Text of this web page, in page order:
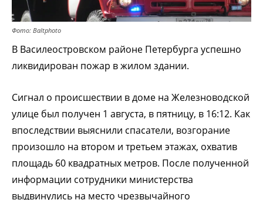
Фото: Baltphoto
В Василеостровском районе Петербурга успешно
ликвидирован пожар в жилом здании.
Сигнал о происшествии в доме на Железноводской
улице был получен 1 августа, в пятницу, в 16:12. Как
впоследствии выяснили спасатели, возгорание
произошло на втором и третьем этажах, охватив
площадь 60 квадратных метров. После полученной
информации сотрудники министерства
выдвинулись на место чрезвычайного